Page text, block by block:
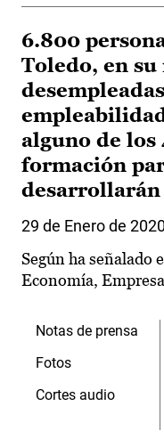
6.800
Toledo, en
alguno de los
formación
desarrollarán
29 de Enero de
Según ha señalado
Economía,
Notas de prensa
Fotos
Cortes audio